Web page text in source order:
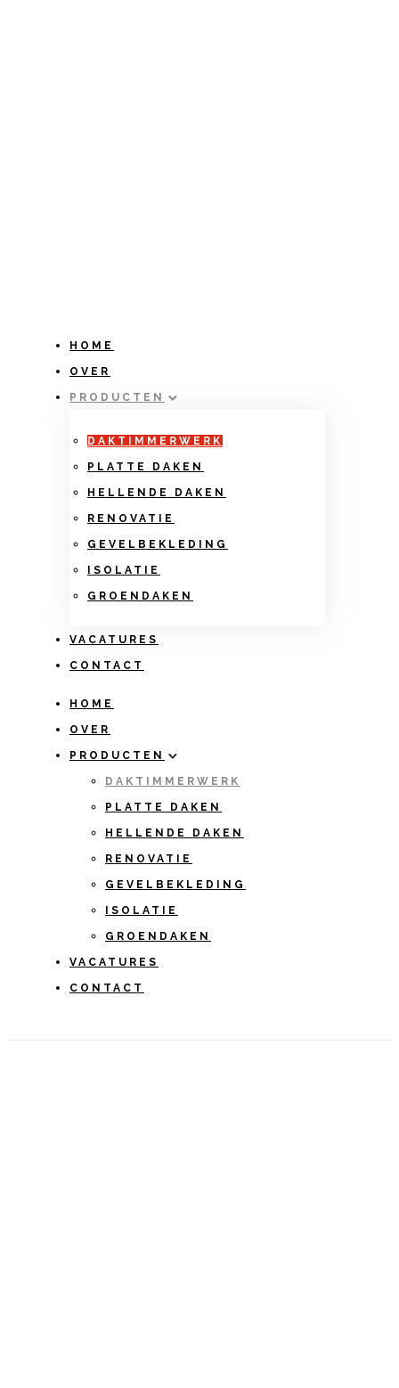
HOME
OVER
PRODUCTEN
DAKTIMMERWERK
PLATTE DAKEN
HELLENDE DAKEN
RENOVATIE
GEVELBEKLEDING
ISOLATIE
GROENDAKEN
VACATURES
CONTACT
HOME
OVER
PRODUCTEN
DAKTIMMERWERK
PLATTE DAKEN
HELLENDE DAKEN
RENOVATIE
GEVELBEKLEDING
ISOLATIE
GROENDAKEN
VACATURES
CONTACT